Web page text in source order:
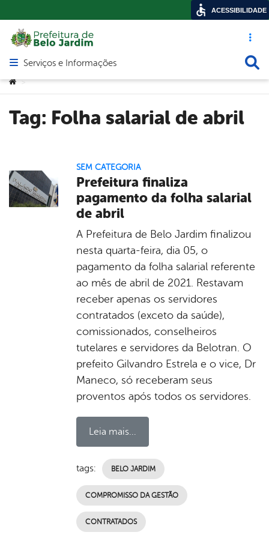
Acesso
Abrir menu principal de navegação
Serviços e Informações
Você está aqui:
>
Tag: Folha salarial de abril
SEM CATEGORIA
Prefeitura finaliza
pagamento da folha salarial
de abril
A Prefeitura de Belo Jardim finalizou
nesta quarta-feira, dia 05, o
pagamento da folha salarial referente
ao mês de abril de 2021. Restavam
receber apenas os servidores
contratados (exceto da saúde),
comissionados, conselheiros
tutelares e servidores da Belotran. O
prefeito Gilvandro Estrela e o vice, Dr
Maneco, só receberam seus
proventos após todos os servidores.
Leia mais...
tags: BELO JARDIM
COMPROMISSO DA GESTÃO
CONTRATADOS
ACESSIBILIDADE